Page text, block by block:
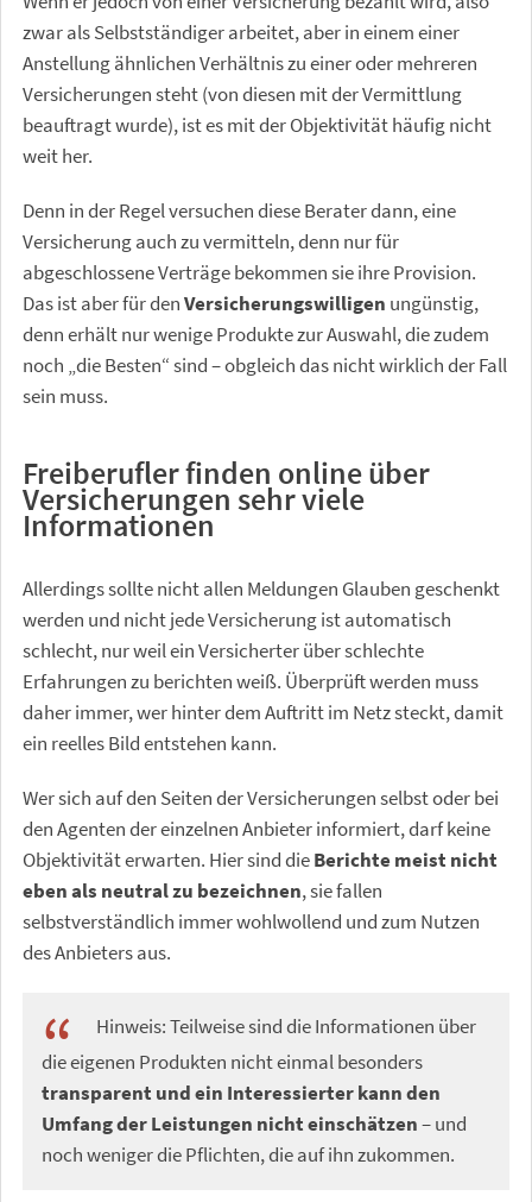
zwar als Selbstständiger arbeitet, aber in einem einer
Anstellung ähnlichen Verhältnis zu einer oder mehreren
Versicherungen steht (von diesen mit der Vermittlung
beauftragt wurde), ist es mit der Objektivität häufig nicht
weit her.
Denn in der Regel versuchen diese Berater dann, eine
Versicherung auch zu vermitteln, denn nur für
abgeschlossene Verträge bekommen sie ihre Provision.
Das ist aber für denVersicherungswilligen ungünstig,
denn erhält nur wenige Produkte zur Auswahl, die zudem
noch „die Besten“ sind – obgleich das nicht wirklich der Fall
sein muss.
Freiberufler finden online über
Versicherungen sehr viele
Informationen
Allerdings sollte nicht allen Meldungen Glauben geschenkt
werden und nicht jede Versicherung ist automatisch
schlecht, nur weil ein Versicherter über schlechte
Erfahrungen zu berichten weiß. Überprüft werden muss
daher immer, wer hinter dem Auftritt im Netz steckt, damit
ein reelles Bild entstehen kann.
Wer sich auf den Seiten der Versicherungen selbst oder bei
den Agenten der einzelnen Anbieter informiert, darf keine
Objektivität erwarten. Hier sind dieBerichte meist nicht
eben als neutral zu bezeichnen, sie fallen
selbstverständlich immer wohlwollend und zum Nutzen
des Anbieters aus.
Hinweis: Teilweise sind die Informationen über
die eigenen Produkten nicht einmal besonders
transparent und ein Interessierter kann den
Umfang der Leistungen nicht einschätzen– und
noch weniger die Pflichten, die auf ihn zukommen.